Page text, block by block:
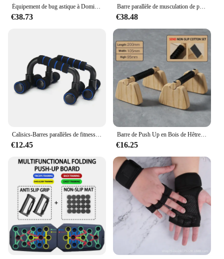
Équipement de bug astique à Domicile, Calisique natale T1, Entraînement Musculaire du Corps, Dips, Push Up, Station Rib Up, Barre Horizontale Parallèle
€38.73
Barre parallèle de musculation de poitrine, accessoire de fitness, exercice physique, double support, nouveauté
€38.48
Calisics-Barres parallèles de fitness, pompes, musculation à domicile
€12.45
Barre de Push Up en Bois de Hêtre, Équipement d'Exercice pour la Maison, Parallettes pour Utilisation au Sol
€16.25